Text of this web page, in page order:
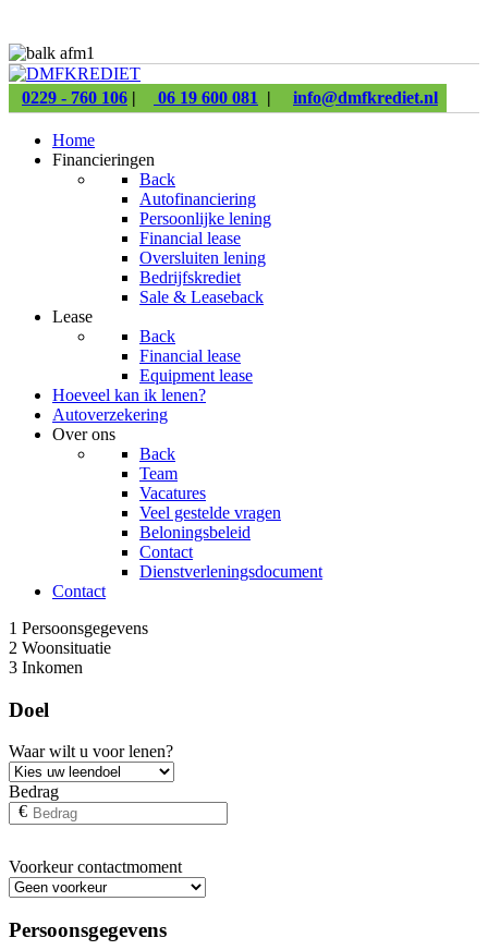
0229 - 760 106 | 06 19 600 081 | info@dmfkrediet.nl
Home
Financieringen
Back
Autofinanciering
Persoonlijke lening
Financial lease
Oversluiten lening
Bedrijfskrediet
Sale & Leaseback
Lease
Back
Financial lease
Equipment lease
Hoeveel kan ik lenen?
Autoverzekering
Over ons
Back
Team
Vacatures
Veel gestelde vragen
Beloningsbeleid
Contact
Dienstverleningsdocument
Contact
1 Persoonsgegevens
2 Woonsituatie
3 Inkomen
Doel
Waar wilt u voor lenen?
Bedrag
€
Voorkeur contactmoment
Persoonsgegevens